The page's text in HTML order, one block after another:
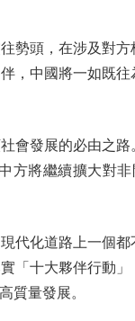
頭，在涉及對方
，中國將一如既
發展的必由之路
將繼續擴大對
化道路上一個都
十大夥伴行動
質量發展。